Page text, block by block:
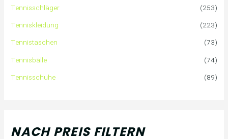
n
a
c
h
Tennisschläger
(253)
Tenniskleidung
(223)
Tennistaschen
(73)
Tennisbälle
(74)
Tennisschuhe
(89)
NACH PREIS FILTERN
e
i
s
e
i
s